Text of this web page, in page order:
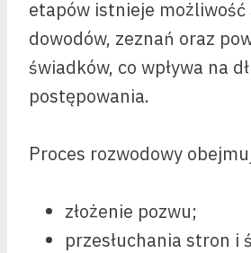
etapów istnieje możliwość
dowodów, zeznań oraz
świadków, co wpływa na
postępowania.
Proces rozwodowy
złożenie pozwu;
przesłuchania stron i